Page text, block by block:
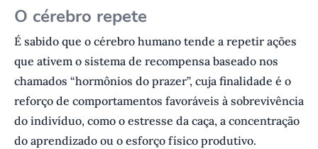
O cérebro repete
É sabido que o cérebro humano tende a repetir ações
que ativem o sistema de recompensa baseado nos
chamados “hormônios do prazer”, cuja finalidade é o
reforço de comportamentos favoráveis à sobrevivência
do indivíduo, como o estresse da caça, a concentração
do aprendizado ou o esforço físico produtivo.